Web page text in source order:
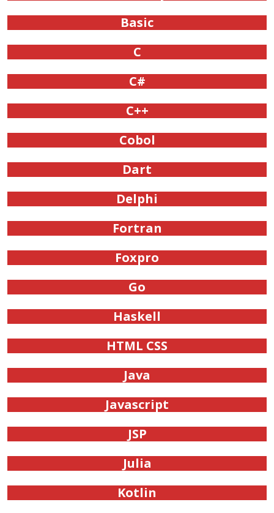
Basic
C
C#
C++
Cobol
Dart
Delphi
Fortran
Foxpro
Go
Haskell
HTML CSS
Java
Javascript
JSP
Julia
Kotlin